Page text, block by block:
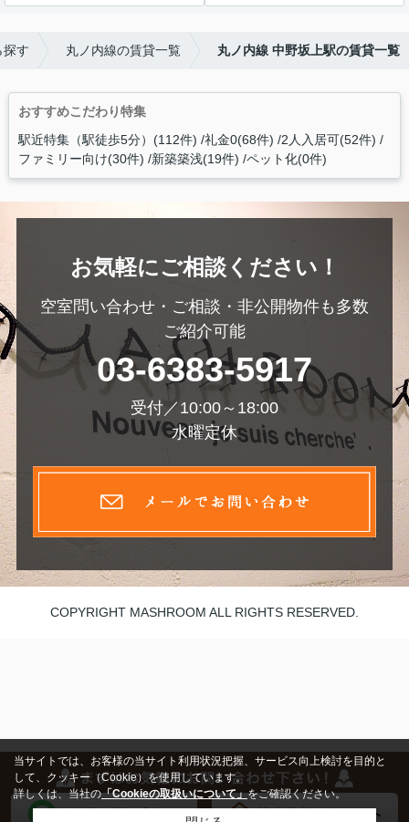
探す 丸ノ内線の賃貸一覧 丸ノ内線 中野坂上駅の賃貸一覧
おすすめこだわり特集
駅近特集（駅徒歩5分）(112件) 礼金0(68件) 2人入居可(52件)
ファミリー向け(30件) 新築築浅(19件) ペット化(0件)
お気軽にご相談ください！
空室問い合わせ・ご相談・非公開物件も多数
ご紹介可能
03-6383-5917
受付／10:00～18:00
水曜定休
COPYRIGHT MASHROOM ALL RIGHTS RESERVED.
当サイトでは、お客様の当サイト利用状況把握、サービス向上検討を目的と
して、クッキー（Cookie）を使用しています。
詳しくは、当社の「Cookieの取扱いについて」をご確認ください。